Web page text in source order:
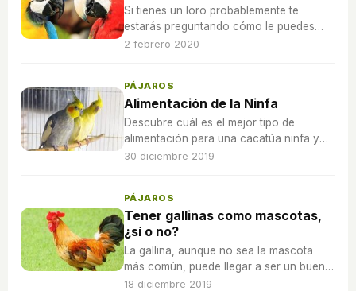
Si tienes un loro probablemente te
estarás preguntando cómo le puedes
enseñar a hablar, pues aquí tienes
2 febrero 2020
PÁJAROS
Alimentación de la Ninfa
Descubre cuál es el mejor tipo de
alimentación para una cacatúa ninfa y
qué tipo de consecuencias trae alimentar
30 diciembre 2019
PÁJAROS
Tener gallinas como mascotas,
¿sí o no?
La gallina, aunque no sea la mascota
más común, puede llegar a ser un buen
animal de compañía.
18 diciembre 2019